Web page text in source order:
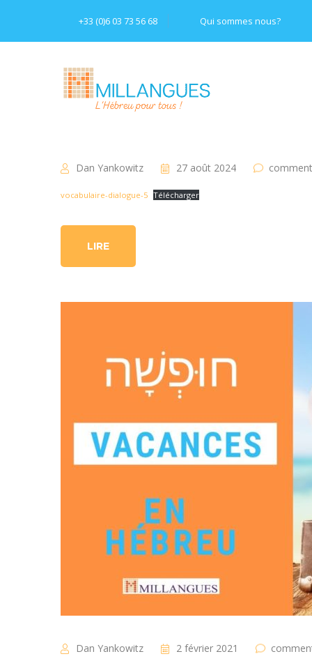
+33 (0)6 03 73 56 68 Qui sommes nous?
Dan Yankowitz 27 août 2024
vocabulaire-dialogue-5 Télécharger
LIRE
Dan Yankowitz 2 février 2021